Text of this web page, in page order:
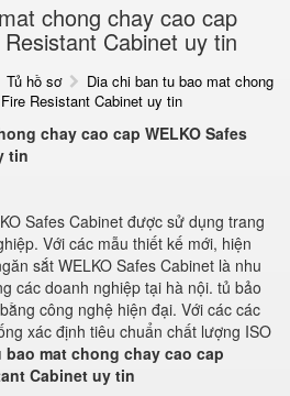
chong chay cao cap
Cabinet uy tin
Tủ hồ sơ
Dia chi ban tu bao mat chong
Resistant Cabinet uy tin
chay cao cap WELKO Safes
tin
Safes Cabinet được sử dụng trang
Với các mẫu thiết kế mới, hiện
sắt WELKO Safes Cabinet là nhu
các doanh nghiệp tại hà nội. tủ bảo
công nghệ hiện đại. Với các các
xác định tiêu chuẩn chất lượng ISO
bao mat chong chay cao cap
Cabinet uy tin